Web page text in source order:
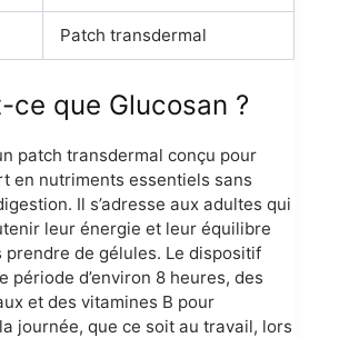
Patch transdermal
ce que Glucosan ?
patch transdermal conçu pour
en nutriments essentiels sans
Il s’adresse aux adultes qui
leur énergie et leur équilibre
prendre de gélules. Le dispositif
période d’environ 8 heures, des
et des vitamines B pour
journée, que ce soit au travail, lors